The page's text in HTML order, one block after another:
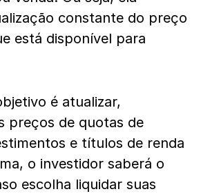
constante do preço
está disponível para
é atualizar,
preços de quotas de
e títulos de renda
o investidor saberá o
escolha liquidar suas